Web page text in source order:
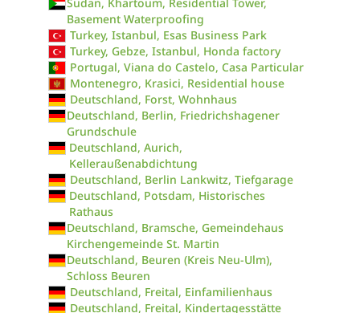
Basement Waterproofing
Turkey, Istanbul, Esas Business Park
Turkey, Gebze, Istanbul, Honda factory
Portugal, Viana do Castelo, Casa Particular
Montenegro, Krasici, Residential house
Deutschland, Forst, Wohnhaus
Deutschland, Berlin, Friedrichshagener
Grundschule
Deutschland, Aurich,
Kelleraußenabdichtung
Deutschland, Berlin Lankwitz, Tiefgarage
Deutschland, Potsdam, Historisches
Rathaus
Deutschland, Bramsche, Gemeindehaus
Kirchengemeinde St. Martin
Deutschland, Beuren (Kreis Neu-Ulm),
Schloss Beuren
Deutschland, Freital, Einfamilienhaus
Deutschland, Freital, Kindertagesstätte